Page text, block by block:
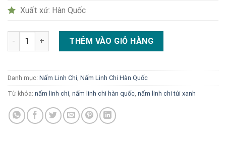
Xuất xứ: Hàn Quốc
Nấm linh chi Hàn Quốc túi xanh số lượng
THÊM VÀO GIỎ HÀNG
Danh mục: Nấm Linh Chi Nấm Linh Chi Hàn Quốc
Từ khóa: nấm linh chi nấm linh chi hàn quốc nấm linh chi túi xanh